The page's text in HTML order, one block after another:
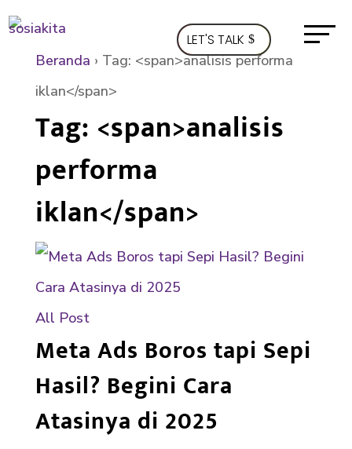
LET'S TALK
Beranda › Tag: <span>analisis performa
iklan</span>
Tag: <span>analisis
performa
iklan</span>
All Post
Meta Ads Boros tapi Sepi
Hasil? Begini Cara
Atasinya di 2025